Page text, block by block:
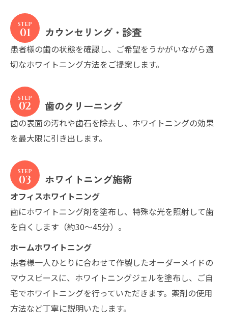
01 カウンセリング・診査
患者様の歯の状態を確認し、ご希望をうかがいながら適
切なホワイトニング方法をご提案します。
02 歯のクリーニング
歯の表面の汚れや歯石を除去し、ホワイトニングの効果
を最大限に引き出します。
03 ホワイトニング施術
オフィスホワイトニング
歯にホワイトニング剤を塗布し、特殊な光を照射して歯
を白くします（約30〜45分）。
ホームホワイトニング
患者様一人ひとりに合わせて作製したオーダーメイドの
マウスピースに、ホワイトニングジェルを塗布し、ご自
宅でホワイトニングを行っていただきます。薬剤の使用
方法など丁寧に説明いたします。